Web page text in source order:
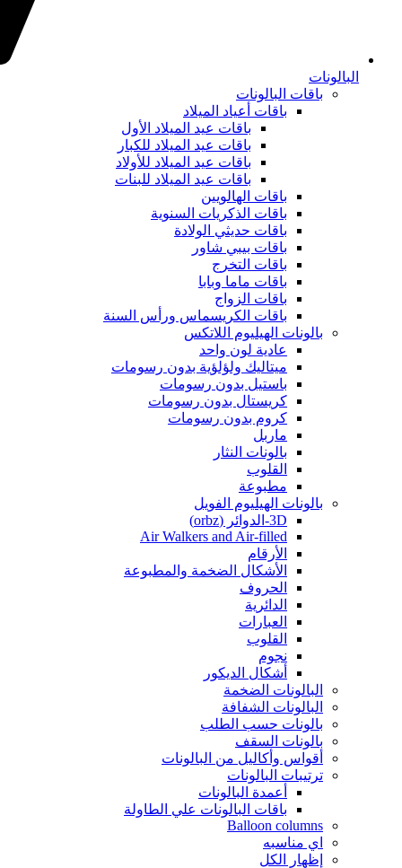
البالونات
باقات البالونات
باقات أعياد الميلاد
باقات عيد الميلاد الأول
باقات عيد الميلاد للكبار
باقات عيد الميلاد للأولاد
باقات عيد الميلاد للبنات
باقات الهالويين
باقات الذكريات السنوية
باقات حديثي الولادة
باقات بيبي شاور
باقات التخرج
باقات ماما وبابا
باقات الزواج
باقات الكريسماس ورأس السنة
بالونات الهيليوم اللاتكس
عادية لون واحد
ميتاليك ولؤلؤية بدون رسومات
باستيل بدون رسومات
كريستال بدون رسومات
كروم بدون رسومات
ماربل
بالونات النثار
القلوب
مطبوعة
بالونات الهيليوم الفويل
3D-الدوائر (orbz)
Air Walkers and Air-filled
الأرقام
الأشكال الضخمة والمطبوعة
الحروف
الدائرية
العبارات
القلوب
نجوم
أشكال الديكور
البالونات الضخمة
البالونات الشفافة
بالونات حسب الطلب
بالونات السقف
أقواس وأكاليل من البالونات
ترتيبات البالونات
أعمدة البالونات
باقات البالونات علي الطاولة
Balloon columns
اي مناسبه
إظهار الكل